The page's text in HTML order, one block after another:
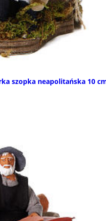
szopka neapolitańska 10